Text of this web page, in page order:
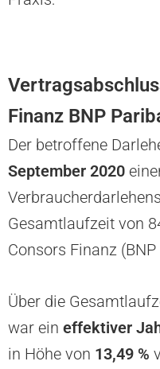
Finanz BNP
Der betroffene
September 2020
Gesamtlaufzeit von
Consors Finanz
Über die
war ein effektiver
in Höhe von 13,49 %